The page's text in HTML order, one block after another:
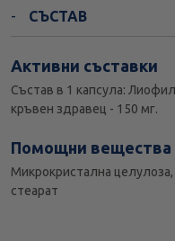
СЪСТАВ
Активни съставки
Състав в 1 капсула:
кръвен здравец - 150 мг.
Помощни вещества
Микрокристална
стеарат